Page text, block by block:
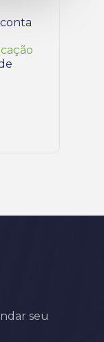
seu